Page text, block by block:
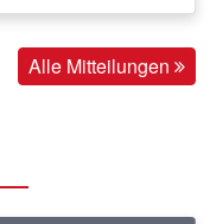
Alle Mitteilungen